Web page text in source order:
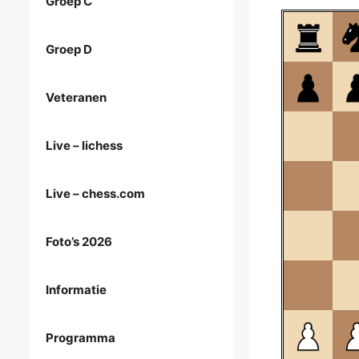
Groep D
Veteranen
Live – lichess
Live – chess.com
Foto’s 2026
Informatie
Programma